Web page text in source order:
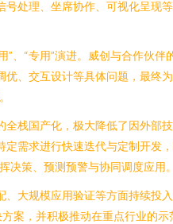
处理、坐席协作、可视化呈
、“专用”演进。威创与合作伙
、交互设计等具体问题，最
栈国产化，极大降低了因外部
需求进行快速迭代与定制开
策、预测预警与协同调度应用。
大规模应用验证等方面持续
案，并积极推动在重点行业的示